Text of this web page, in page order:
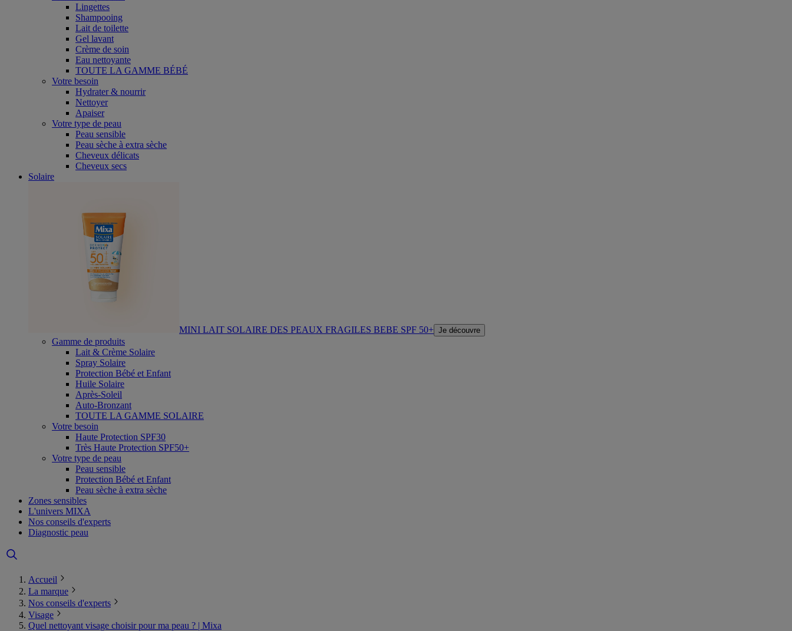
Lingettes
Shampooing
Lait de toilette
Gel lavant
Crème de soin
Eau nettoyante
TOUTE LA GAMME BÉBÉ
Votre besoin
Hydrater & nourrir
Nettoyer
Apaiser
Votre type de peau
Peau sensible
Peau sèche à extra sèche
Cheveux délicats
Cheveux secs
Solaire
MINI LAIT SOLAIRE DES PEAUX FRAGILES BEBE SPF 50+ Je découvre
Gamme de produits
Lait & Crème Solaire
Spray Solaire
Protection Bébé et Enfant
Huile Solaire
Après-Soleil
Auto-Bronzant
TOUTE LA GAMME SOLAIRE
Votre besoin
Haute Protection SPF30
Très Haute Protection SPF50+
Votre type de peau
Peau sensible
Protection Bébé et Enfant
Peau sèche à extra sèche
Zones sensibles
L'univers MIXA
Nos conseils d'experts
Diagnostic peau
Accueil
La marque
Nos conseils d'experts
Visage
Quel nettoyant visage choisir pour ma peau ? | Mixa